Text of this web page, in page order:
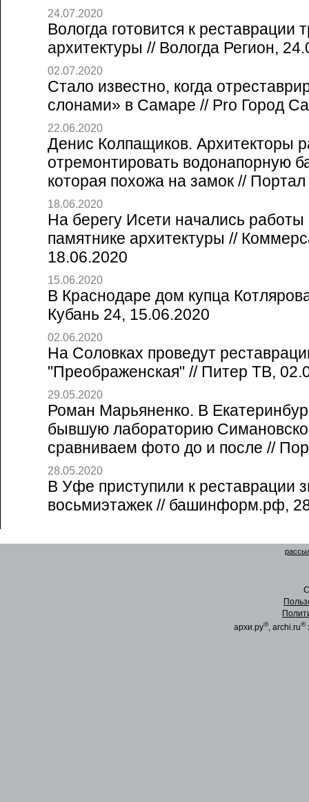
24.07.2020
Вологда готовится к реставрации
архитектуры // Вологда Регион,
02.07.2020
Стало известно, когда
слонами» в Самаре // Pro Город
22.06.2020
Денис Колпащиков. Архитекторы
отремонтировать водонапорную
которая похожа на замок //
18.06.2020
На берегу Исети начались
памятнике архитектуры //
18.06.2020
15.06.2020
В Краснодаре дом купца
Кубань 24, 15.06.2020
02.06.2020
На Соловках проведут
"Преображенская" // Питер ТВ,
29.05.2020
Роман Марьяненко. В
бывшую лабораторию
сравниваем фото до и после //
28.05.2020
В Уфе приступили к реставрации
восьмиэтажек // башинформ.рф,
архи.ру®, archi.ru®